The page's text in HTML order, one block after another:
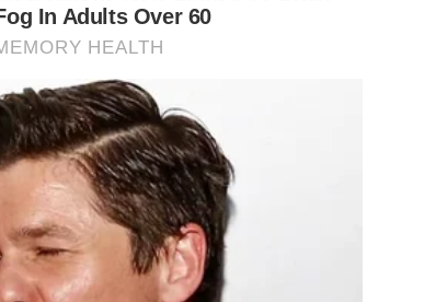
coladas verticalmente para delimitar o espaço